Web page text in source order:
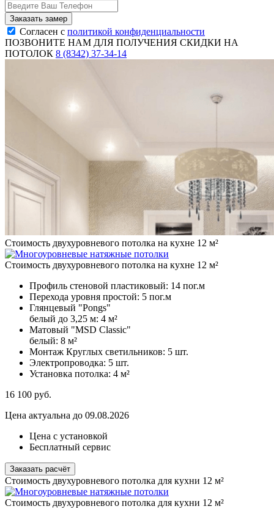
Согласен с политикой конфиденциальности
ПОЗВОНИТЕ НАМ ДЛЯ ПОЛУЧЕНИЯ СКИДКИ НА
ПОТОЛОК 8 (8342) 37-34-14
Стоимость двухуровневого потолка на кухне 12 м²
Стоимость двухуровневого потолка на кухне 12 м²
Профиль стеновой пластиковый: 14 пог.м
Перехода уровня простой: 5 пог.м
Глянцевый "Pongs"
белый до 3,25 м: 4 м²
Матовый "MSD Classic"
белый: 8 м²
Монтаж Круглых светильников: 5 шт.
Электропроводка: 5 шт.
Установка потолка: 4 м²
16 100 руб.
Цена актуальна до 09.08.2026
Цена с установкой
Бесплатный сервис
Заказать расчёт
Стоимость двухуровневого потолка для кухни 12 м²
Стоимость двухуровневого потолка для кухни 12 м²